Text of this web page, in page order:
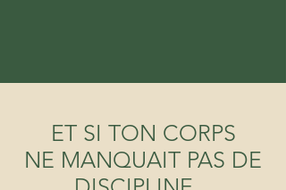
ET SI TON CORPS
NE MANQUAIT PAS DE